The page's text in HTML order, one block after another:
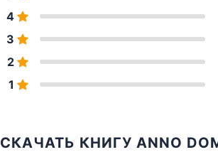
4
3
2
1
СКАЧАТЬ КНИГУ ANNO